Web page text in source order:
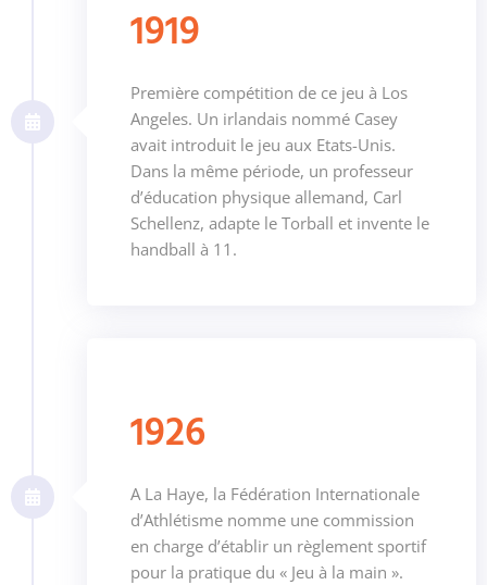
1919
Première compétition de ce jeu à Los
Angeles. Un irlandais nommé Casey
avait introduit le jeu aux Etats-Unis.
Dans la même période, un professeur
d’éducation physique allemand, Carl
Schellenz, adapte le Torball et invente le
handball à 11.
1926
A La Haye, la Fédération Internationale
d’Athlétisme nomme une commission
en charge d’établir un règlement sportif
pour la pratique du « Jeu à la main ».